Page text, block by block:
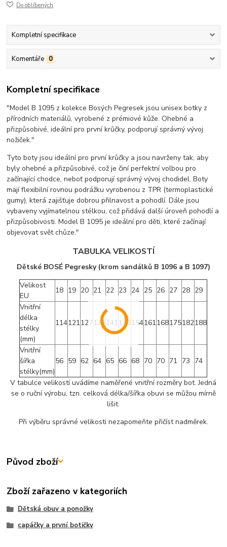
Do oblíbených
Kompletní specifikace
Komentáře 0
Kompletní specifikace
"Model B 1095 z kolekce Bosých Pegresek jsou unisex botky z
přírodních materiálů, vyrobené z prémiové kůže. Ohebné a
přizpůsobivé, ideální pro první krůčky, podporují správný vývoj
nožiček."
Tyto boty jsou ideální pro první krůčky a jsou navrženy tak, aby
byly ohebné a přizpůsobivé, což je činí perfektní volbou pro
začínající chodce, neboť podporují správný vývoj chodidel. Boty
mají flexibilní rovnou podrážku vyrobenou z TPR (termoplastické
gumy), která zajišťuje dobrou přilnavost a pohodlí. Dále jsou
vybaveny vyjímatelnou stélkou, což přidává další úroveň pohodlí a
přizpůsobivosti. Model B 1095 je ideální pro děti, které začínají
objevovat svět chůze."
TABULKA VELIKOSTÍ
Dětské BOSÉ Pegresky (krom sandálků B 1096 a B 1097)
Velikost
EU
18 19 20 21 22 23 24 25 26 27 28 29
Vnitřní
délka
stélky
(mm)
114121127 134141 148154161168175182188
Vnitřní
šířka
stélky(mm)
56 59 62 64 65 66 68 70 70 71 73 74
V tabulce velikostí uvádíme naměřené vnitřní rozměry bot. Jedná
se o ruční výrobu, tzn. celková délka/šířka obuvi se můžou mírně
lišit.
Při výběru správné velikosti nezapomeňte přičíst nadměrek.
Původ zboží
Zboží zařazeno v kategoriích
Dětská obuv a ponožky
capáčky a první botičky